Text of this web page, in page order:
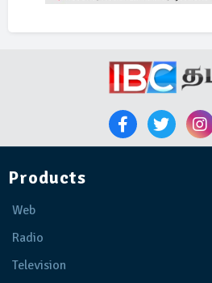
Products
Web
Radio
Television